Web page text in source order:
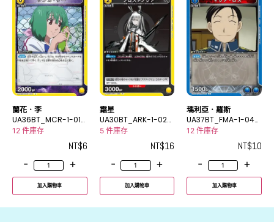
蘭花．李
UA36BT_MCR-1-015
C
12 件庫存
NT$6
-
+
加入購物車
霜星
UA30BT_ARK-1-026
R
5 件庫存
NT$16
-
+
加入購物車
瑪利亞．羅斯
UA37BT_FMA-1-047
U
12 件庫存
NT$10
-
+
加入購物車